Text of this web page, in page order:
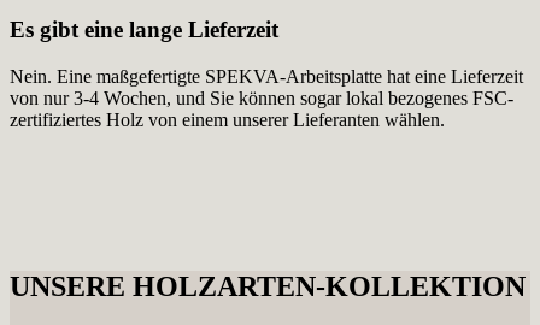
Es gibt eine lange Lieferzeit
Nein. Eine maßgefertigte SPEKVA-Arbeitsplatte hat eine Lieferzeit
von nur 3-4 Wochen, und Sie können sogar lokal bezogenes FSC-
zertifiziertes Holz von einem unserer Lieferanten wählen.
UNSERE HOLZARTEN-KOLLEKTION